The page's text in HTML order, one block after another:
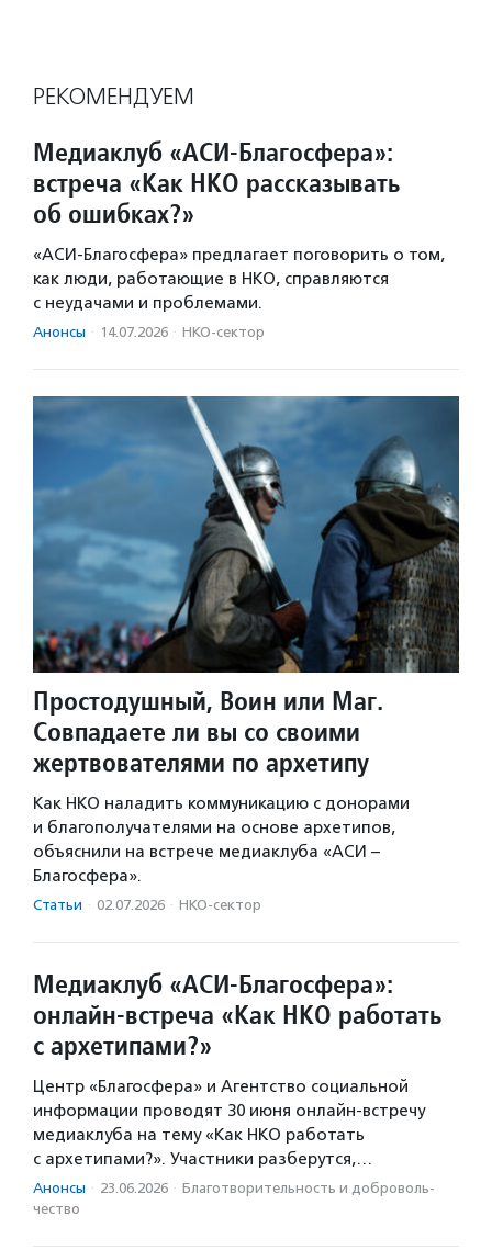
РЕКОМЕНДУЕМ
Медиаклуб «АСИ-Благосфера»:
встреча «Как НКО рассказывать
об ошибках?»
«АСИ-Благосфера» предлагает поговорить о том,
как люди, работающие в НКО, справляются
с неудачами и проблемами.
Анонсы · 14.07.2026 · НКО-сектор
Простодушный, Воин или Маг.
Совпадаете ли вы со своими
жертвователями по архетипу
Как НКО наладить коммуникацию с донорами
и благополучателями на основе архетипов,
объяснили на встрече медиаклуба «АСИ –
Благосфера».
Статьи · 02.07.2026 · НКО-сектор
Медиаклуб «АСИ-Благосфера»:
онлайн-встреча «Как НКО работать
с архетипами?»
Центр «Благосфера» и Агентство социальной
информации проводят 30 июня онлайн-встречу
медиаклуба на тему «Как НКО работать
с архетипами?». Участники разберутся,…
Анонсы · 23.06.2026 · Благотвори­тель­ность и доброволь­
чест­во